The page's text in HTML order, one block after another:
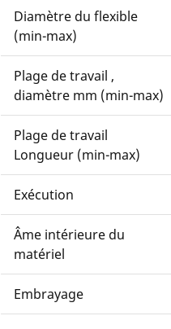
Diamètre du flexible
(min-max)
Plage de travail ,
diamètre mm (min-max)
Plage de travail
Longueur (min-max)
Exécution
Âme intérieure du
matériel
Embrayage